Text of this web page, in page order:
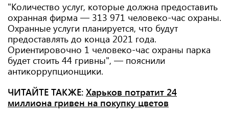
"Количество услуг, которые должна предоставить
охранная фирма — 313 971 человеко-час охраны.
Охранные услуги планируется, что будут
предоставлять до конца 2021 года.
Ориентировочно 1 человеко-час охраны парка
будет стоить 44 гривны", — пояснили
антикоррупционщики.
ЧИТАЙТЕ ТАКЖЕ: Харьков потратит 24
миллиона гривен на покупку цветов